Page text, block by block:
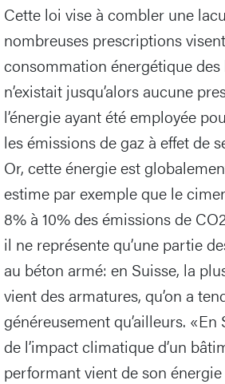
Cette loi vise à combler une
nombreuses prescriptions
consommation énergétique
n’existait jusqu’alors aucune
l’énergie ayant été employée
les émissions de gaz à effet de
Or, cette énergie est
estime par exemple que le
8% à 10% des émissions de
il ne représente qu’une partie
au béton armé: en Suisse, la
vient des armatures, qu’on a
généreusement qu’ailleurs. «En
de l’impact climatique d’un
performant vient de son